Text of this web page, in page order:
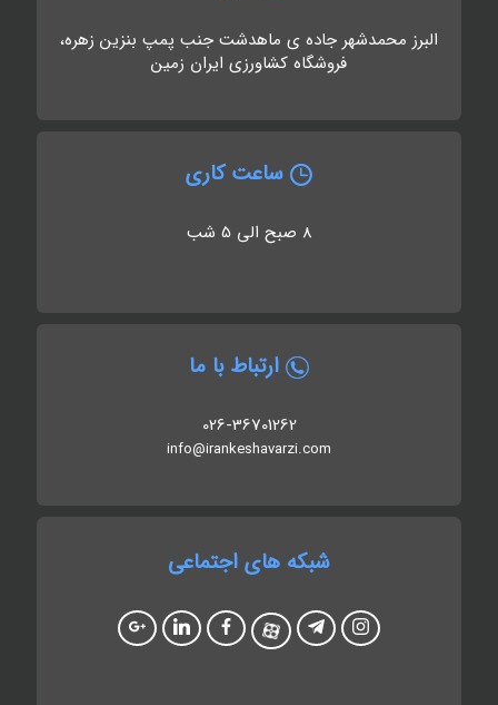
البرز محمدشهر جاده ی ماهدشت جنب پمپ بنزین زهره،
فروشگاه کشاورزی ایران زمین
ساعت کاری
8 صبح الی 5 شب
ارتباط با ما
026-36701262
info@irankeshavarzi.com
شبکه های اجتماعی